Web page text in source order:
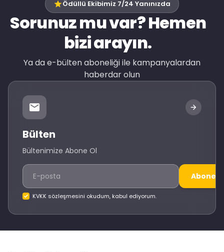
Ödüllü Ekibimiz 7/24 Yanınızda
Sorunuz mu var? Hemen
bizi arayın.
Ya da e-bülten aboneliği ile kampanyalardan
haberdar olun
Bülten
Bültenimize Abone Ol
Abone
KVKK sözleşmesini okudum, kabul ediyorum.